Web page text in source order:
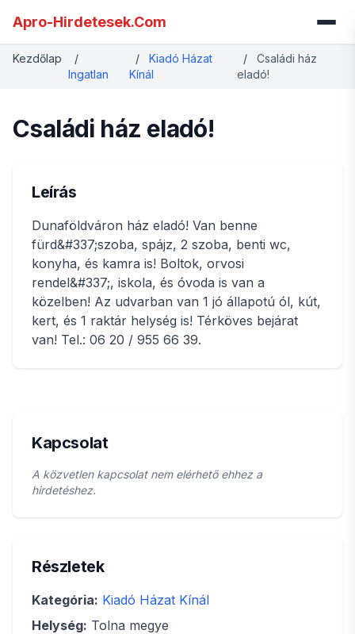
Apro-Hirdetesek.Com
Kezdőlap
/
Ingatlan
/
Kiadó Házat
Kínál
/
Családi ház
eladó!
Családi ház eladó!
Leírás
Dunaföldváron ház eladó! Van benne
fürd&#337;szoba, spájz, 2 szoba, benti wc,
konyha, és kamra is! Boltok, orvosi
rendel&#337;, iskola, és óvoda is van a
közelben! Az udvarban van 1 jó állapotú ól, kút,
kert, és 1 raktár helység is! Térköves bejárat
van! Tel.: 06 20 / 955 66 39.
Kapcsolat
A közvetlen kapcsolat nem elérhető ehhez a
hirdetéshez.
Részletek
Kategória: Kiadó Házat Kínál
Helység: Tolna megye